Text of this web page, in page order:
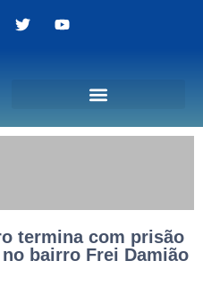
termina com prisão
bairro Frei Damião